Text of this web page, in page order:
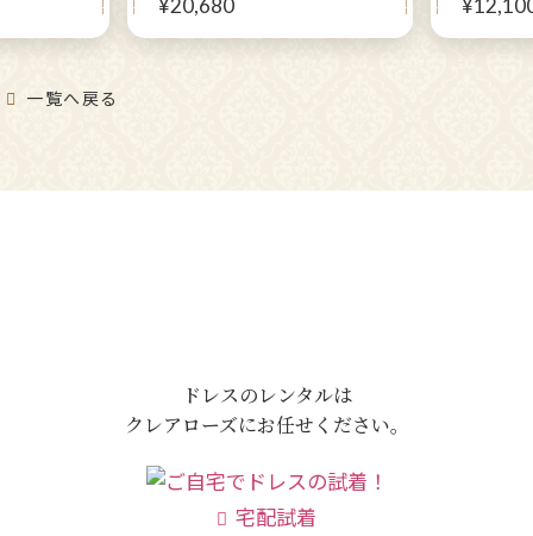
¥20,680
一覧へ戻る
ドレスのレンタルは
クレアローズにお任せください。
宅配試着